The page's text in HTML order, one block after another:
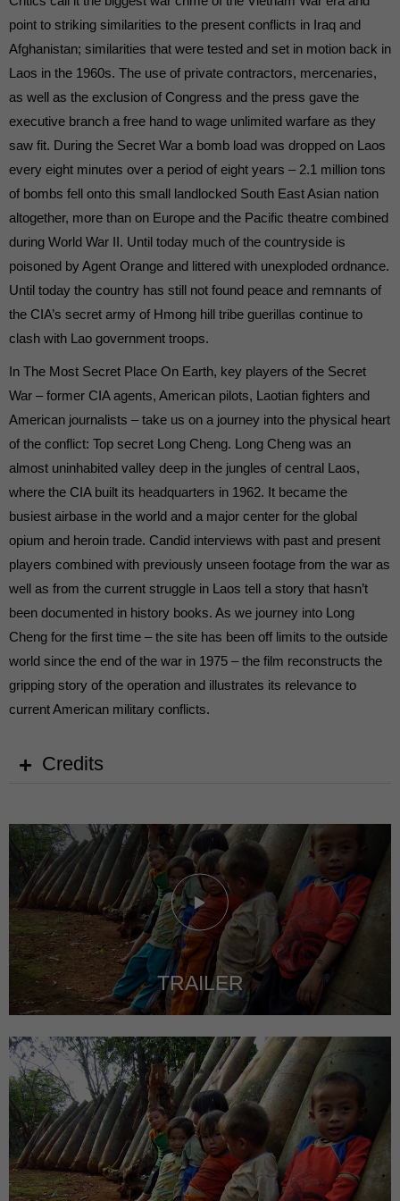
point to striking similarities to the present conflicts in Iraq and
Afghanistan; similarities that were tested and set in motion back in
Laos in the 1960s. The use of private contractors, mercenaries,
as well as the exclusion of Congress and the press gave the
executive branch a free hand to wage unlimited warfare as they
saw fit. During the Secret War a bomb load was dropped on Laos
every eight minutes over a period of eight years – 2.1 million tons
of bombs fell onto this small landlocked South East Asian nation
altogether, more than on Europe and the Pacific theatre combined
during World War II. Until today much of the countryside is
poisoned by Agent Orange and littered with unexploded ordnance.
Until today the country has still not found peace and remnants of
the CIA’s secret army of Hmong hill tribe guerillas continue to
clash with Lao government troops.
In The Most Secret Place On Earth, key players of the Secret
War – former CIA agents, American pilots, Laotian fighters and
American journalists – take us on a journey into the physical heart
of the conflict: Top secret Long Cheng. Long Cheng was an
almost uninhabited valley deep in the jungles of central Laos,
where the CIA built its headquarters in 1962. It became the
busiest airbase in the world and a major center for the global
opium and heroin trade. Candid interviews with past and present
players combined with previously unseen footage from the war as
well as from the current struggle in Laos tell a story that hasn’t
been documented in history books. As we journey into Long
Cheng for the first time – the site has been off limits to the outside
world since the end of the war in 1975 – the film reconstructs the
gripping story of the operation and illustrates its relevance to
current American military conflicts.
Credits
TRAILER
die einwandfreie Funktion der Website erforderlich.
Cookie-Informationen anzeigen
Externe Medien (7)
Inhalte von Videoplattformen und Social-Media-Plattformen werden
werden, bedarf der Zugriff auf diese Inhalte keiner manuellen Einwilligung
mehr.
Cookie-Informationen anzeigen
powered by Borlabs Cookie